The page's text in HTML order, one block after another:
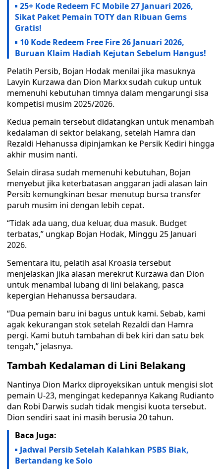
25+ Kode Redeem FC Mobile 27 Januari 2026,
Sikat Paket Pemain TOTY dan Ribuan Gems
Gratis!
10 Kode Redeem Free Fire 26 Januari 2026,
Buruan Klaim Hadiah Kejutan Sebelum Hangus!
Pelatih Persib, Bojan Hodak menilai jika masuknya
Lavyin Kurzawa dan Dion Markx sudah cukup untuk
memenuhi kebutuhan timnya dalam mengarungi sisa
kompetisi musim 2025/2026.
Kedua pemain tersebut didatangkan untuk menambah
kedalaman di sektor belakang, setelah Hamra dan
Rezaldi Hehanussa dipinjamkan ke Persik Kediri hingga
akhir musim nanti.
Selain dirasa sudah memenuhi kebutuhan, Bojan
menyebut jika keterbatasan anggaran jadi alasan lain
Persib kemungkinan besar menutup bursa transfer
paruh musim ini dengan lebih cepat.
“Tidak ada uang, dua keluar, dua masuk. Budget
terbatas,” ungkap Bojan Hodak, Minggu 25 Januari
2026.
Sementara itu, pelatih asal Kroasia tersebut
menjelaskan jika alasan merekrut Kurzawa dan Dion
untuk menambal lubang di lini belakang, pasca
kepergian Hehanussa bersaudara.
“Dua pemain baru ini bagus untuk kami. Sebab, kami
agak kekurangan stok setelah Rezaldi dan Hamra
pergi. Kami butuh tambahan di bek kiri dan satu bek
tengah,” jelasnya.
Tambah Kedalaman di Lini Belakang
Nantinya Dion Markx diproyeksikan untuk mengisi slot
pemain U-23, mengingat kedepannya Kakang Rudianto
dan Robi Darwis sudah tidak mengisi kuota tersebut.
Dion sendiri saat ini masih berusia 20 tahun.
Baca Juga:
Jadwal Persib Setelah Kalahkan PSBS Biak,
Bertandang ke Solo